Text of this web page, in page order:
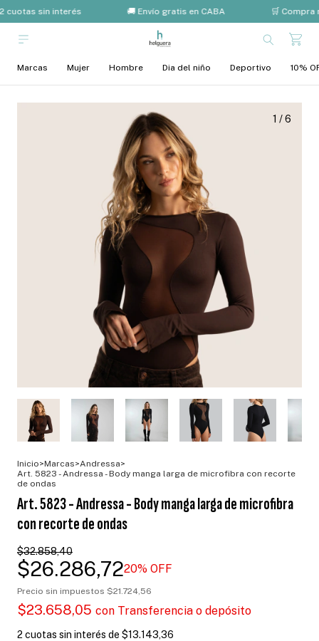
cuotas sin interés 🚚 Envío gratis en CABA 🛒 Compra
Marcas Mujer Hombre Dia del niño Deportivo 10%
1 /6
Inicio>Marcas>Andressa>
Art. 5823 - Andressa - Body manga larga de microfibra con recorte
de ondas
Art. 5823 - Andressa - Body manga larga de microfibra
con recorte de ondas
$32.858,40
$26.286,7220% OFF
Precio sin impuestos $21.724,56
$23.658,05 con Transferencia o depósito
2 cuotas sin interés de $13.143,36